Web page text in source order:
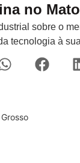
no
sobre o
tecnologia à